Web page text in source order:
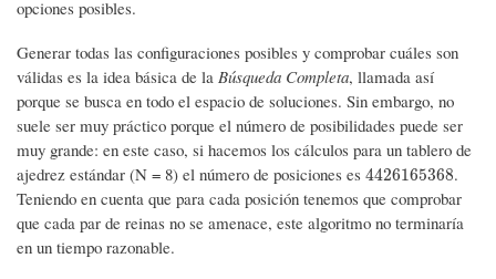
opciones posibles.
Generar todas las configuraciones posibles y comprobar cuáles son
válidas es la idea básica de la Búsqueda Completa, llamada así
porque se busca en todo el espacio de soluciones. Sin embargo, no
suele ser muy práctico porque el número de posibilidades puede ser
muy grande: en este caso, si hacemos los cálculos para un tablero de
ajedrez estándar (N = 8) el número de posiciones es 4426165368
4426165368 .
Teniendo en cuenta que para cada posición tenemos que comprobar
que cada par de reinas no se amenace, este algoritmo no terminaría
en un tiempo razonable.